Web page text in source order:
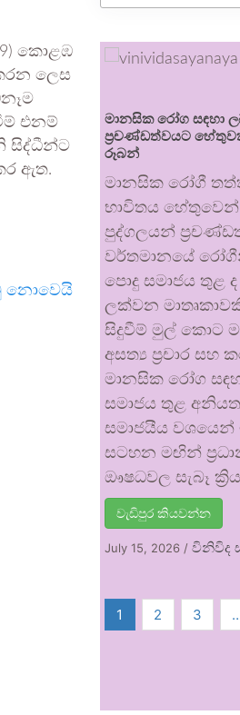
කොළඹ
ලෙස
එනම්
සිද්ධීන්ට
ඇත.
නොවෙයි
මානසික රෝග සඳහා
ප්‍රචණ්ඩත්වයට
රූබන්
මානසික රෝගී
භාවිතය
පුද්ගලයන්
වර්තමානයේ
පොදු සමාජය තුළ
ලක්වන
සිදුවීම් මුල් කොට
අසත්‍ය ප්‍රචාර
මානසික රෝග
සමාජය තුළ
සමාජයීය
සටහන මඟින්
ඖෂධවල සැබෑ
වැඩිපුර කියවන්න
July 15, 2026 /විනිවිද
1 2 3